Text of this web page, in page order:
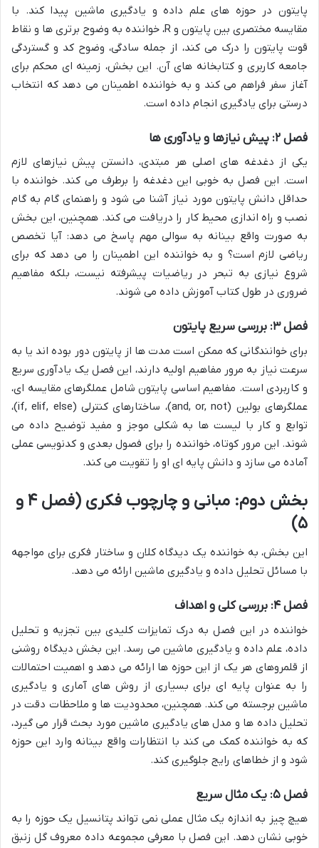
پایتون در حوزه های علم داده و یادگیری ماشین پیدا کند. با
مقایسه مختصری بین پایتون و R، خواننده به وضوح برتری ها و نقاط
قوت پایتون را درک می کند، از جمله سادگی، وضوح کد و گستردگی
جامعه کاربری و کتابخانه های آن. این بخش، زمینه ای محکم برای
آغاز سفر فراهم می کند و به خواننده اطمینان می دهد که انتخاب
درستی برای یادگیری انجام داده است.
فصل ۲: پیش نیازها و یادآوری ها
یکی از دغدغه های اصلی هر مبتدی، دانستن پیش نیازهای لازم
است. این فصل به خوبی این دغدغه را برطرف می کند. خواننده با
حداقل دانش پایتون مورد نیاز آشنا می شود و راهنمای گام به گام
نصب و راه اندازی محیط کار را دریافت می کند. همچنین، این بخش
به صورت واقع بینانه به سوالی مهم پاسخ می دهد: آیا تخصص
ریاضی لازم است؟ و به خواننده این اطمینان را می دهد که برای
شروع نیازی به تبحر در ریاضیات پیشرفته نیست، بلکه مفاهیم
ضروری در طول کتاب آموزش داده می شوند.
فصل ۳: بررسی سریع پایتون
برای خوانندگانی که ممکن است مدت ها از پایتون دور بوده اند یا به
سرعت نیاز به مرور مفاهیم اولیه دارند، این فصل یک یادآوری سریع
و کاربردی است. مفاهیم اساسی پایتون شامل عملگرهای مقایسه ای،
عملگرهای بولین (and, or, not)، ساختارهای کنترلی (if, elif, else)،
توابع و کار با لیست ها به شکلی موجز و مفید توضیح داده می
شوند. این مرور کوتاه، خواننده را برای فصول بعدی و کدنویسی عملی
آماده می سازد و دانش پایه ای او را تقویت می کند.
بخش دوم: مبانی و چارچوب فکری (فصل ۴ و
۵)
این بخش، به خواننده یک دیدگاه کلان و ساختار فکری برای مواجهه
با مسائل تحلیل داده و یادگیری ماشین ارائه می دهد.
فصل ۴: بررسی کلی و اهداف
خواننده در این فصل به درک تمایزات کلیدی بین تجزیه و تحلیل
داده، علم داده و یادگیری ماشین می رسد. این بخش دیدگاه روشنی
از قلمروهای هر یک از این حوزه ها ارائه می دهد و اهمیت احتمالات
را به عنوان پایه ای برای بسیاری از روش های آماری و یادگیری
ماشین برجسته می کند. همچنین، محدودیت ها و ملاحظات دقت در
تحلیل داده ها و مدل های یادگیری ماشین مورد بحث قرار می گیرد،
که به خواننده کمک می کند با انتظارات واقع بینانه وارد این حوزه
شود و از خطاهای رایج جلوگیری کند.
فصل ۵: یک مثال سریع
هیچ چیز به اندازه یک مثال عملی نمی تواند پتانسیل یک حوزه را به
خوبی نشان دهد. این فصل با معرفی مجموعه داده معروف گل زنبق